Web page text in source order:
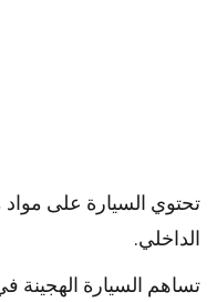
تحتوي السيارة على مواد
الداخلي.
تساهم السيارة الهجينة